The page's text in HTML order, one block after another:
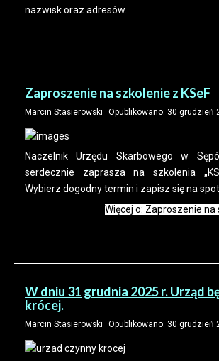
nazwisk oraz adresów.
Zaproszenie na szkolenie z KSeF
Marcin Stasierowski Opublikowano: 30 grudzień
Naczelnik Urzędu Skarbowego w
serdecznie zaprasza na szkolenia
Wybierz dogodny termin i zapisz się na
Więcej o: Zaproszenie na
W dniu 31 grudnia 2025 r. Urząd
krócej.
Marcin Stasierowski Opublikowano: 30 grudzień